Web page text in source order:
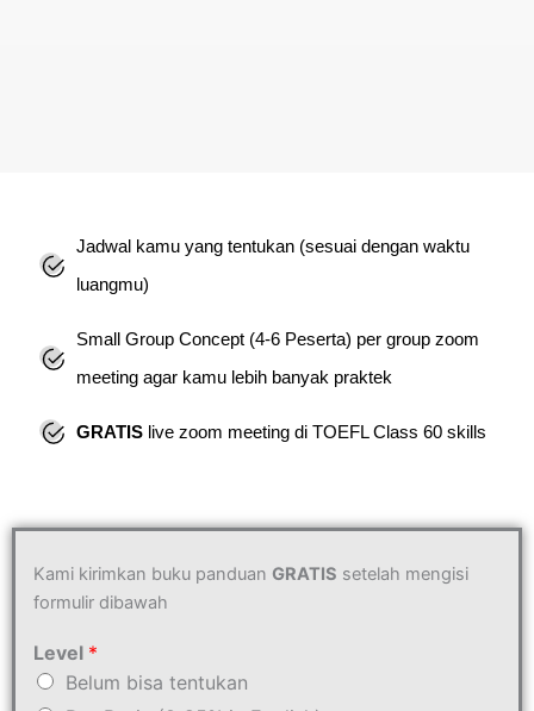
Paket Regular Class
Jadwal kamu yang tentukan (sesuai dengan waktu
luangmu)
Small Group Concept (4-6 Peserta) per group zoom
meeting agar kamu lebih banyak praktek
GRATIS live zoom meeting di TOEFL Class 60 skills
Kami kirimkan buku panduan GRATIS setelah mengisi
formulir dibawah
Level *
Belum bisa tentukan